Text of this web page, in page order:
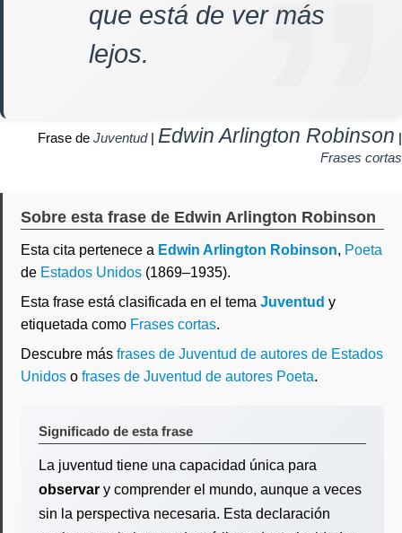
que está de ver más
lejos.
Frase de Juventud| Edwin Arlington Robinson |
Frases cortas
Sobre esta frase de Edwin Arlington Robinson
Esta cita pertenece a Edwin Arlington Robinson, Poeta
de Estados Unidos (1869–1935).
Esta frase está clasificada en el tema Juventud y
etiquetada como Frases cortas.
Descubre más frases de Juventud de autores de Estados
Unidos o frases de Juventud de autores Poeta.
Significado de esta frase
La juventud tiene una capacidad única para
observar y comprender el mundo, aunque a veces
sin la perspectiva necesaria. Esta declaración